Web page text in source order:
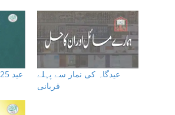
عیدگاہ کی نماز سے پہلے
قربانی